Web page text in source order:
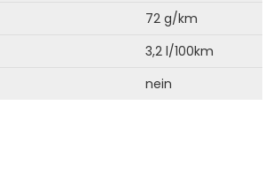
72 g/km
3,2 l/100km
nein